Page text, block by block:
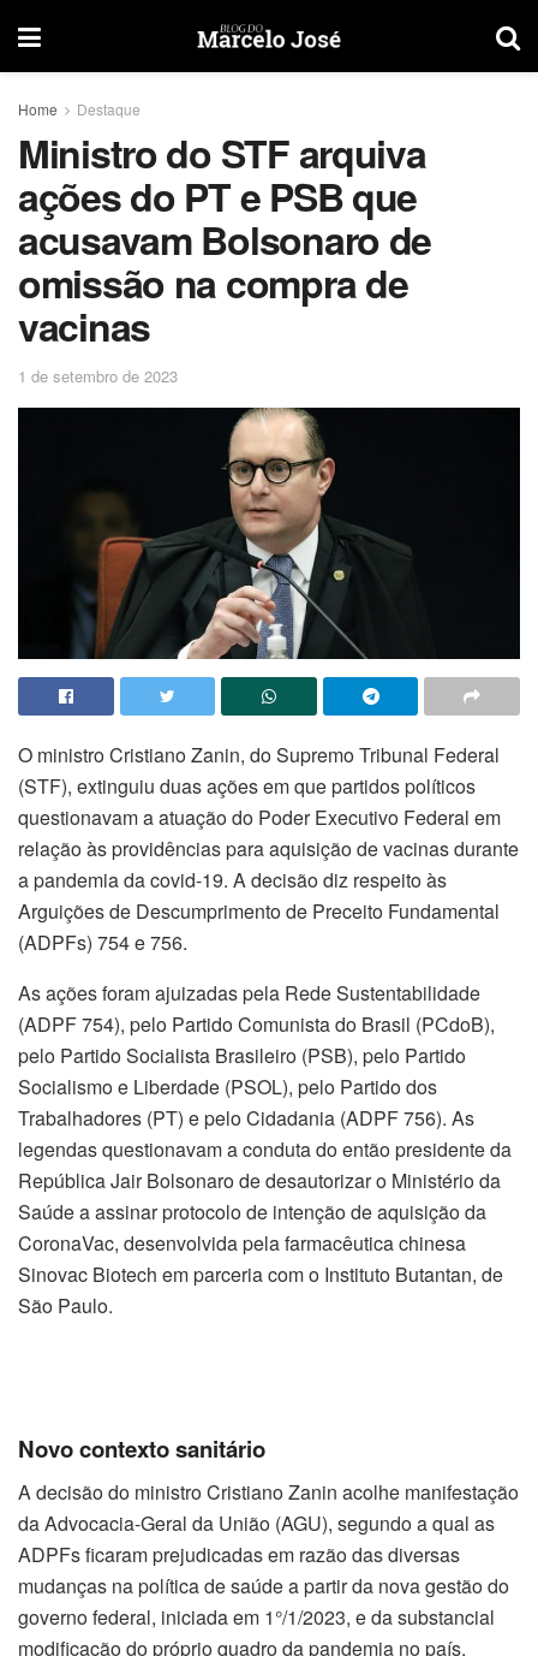
Home Destaque
Ministro do STF arquiva
ações do PT e PSB que
acusavam Bolsonaro de
omissão na compra de
vacinas
1 de setembro de 2023
O ministro Cristiano Zanin, do Supremo Tribunal Federal
(STF), extinguiu duas ações em que partidos políticos
questionavam a atuação do Poder Executivo Federal em
relação às providências para aquisição de vacinas durante
a pandemia da covid-19. A decisão diz respeito às
Arguições de Descumprimento de Preceito Fundamental
(ADPFs) 754 e 756.
As ações foram ajuizadas pela Rede Sustentabilidade
(ADPF 754), pelo Partido Comunista do Brasil (PCdoB),
pelo Partido Socialista Brasileiro (PSB), pelo Partido
Socialismo e Liberdade (PSOL), pelo Partido dos
Trabalhadores (PT) e pelo Cidadania (ADPF 756). As
legendas questionavam a conduta do então presidente da
República Jair Bolsonaro de desautorizar o Ministério da
Saúde a assinar protocolo de intenção de aquisição da
CoronaVac, desenvolvida pela farmacêutica chinesa
Sinovac Biotech em parceria com o Instituto Butantan, de
São Paulo.
Novo contexto sanitário
A decisão do ministro Cristiano Zanin acolhe manifestação
da Advocacia-Geral da União (AGU), segundo a qual as
ADPFs ficaram prejudicadas em razão das diversas
mudanças na política de saúde a partir da nova gestão do
governo federal, iniciada em 1°/1/2023, e da substancial
modificação do próprio quadro da pandemia no país.